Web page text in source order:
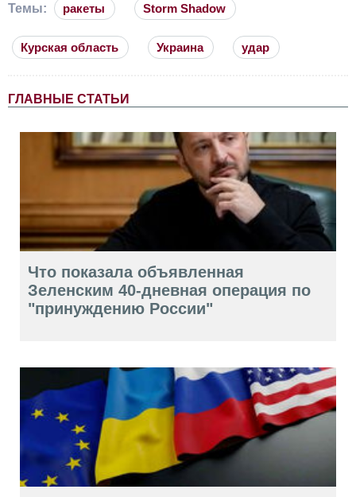
Темы: ракеты Storm Shadow
Курская область Украина удар
ГЛАВНЫЕ СТАТЬИ
Что показала объявленная
Зеленским 40-дневная операция по
"принуждению России"